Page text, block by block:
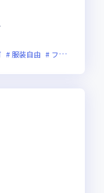
服装自由 フレックス制度あり